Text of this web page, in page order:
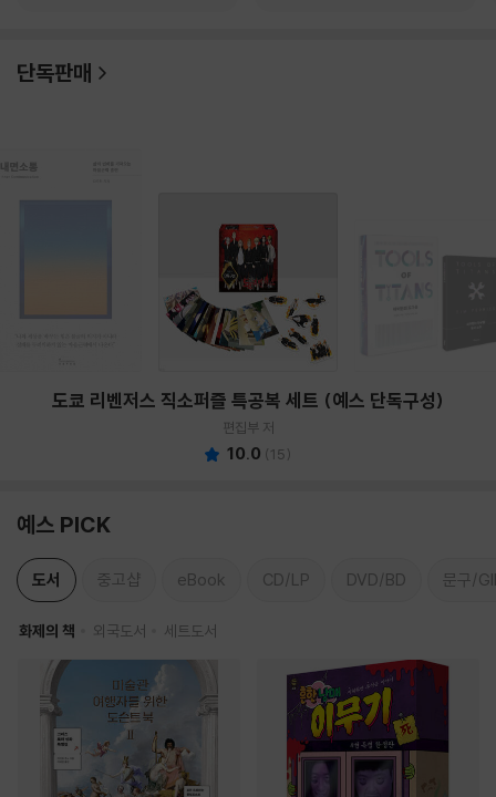
단독판매
도쿄 리벤저스 직소퍼즐 특공복 세트 (예스 단독구성)
편집부 저
10.0 (15)
예스 PICK
도서 중고샵 eBook CD/LP DVD/BD 문구/
화제의 책 외국도서 세트도서